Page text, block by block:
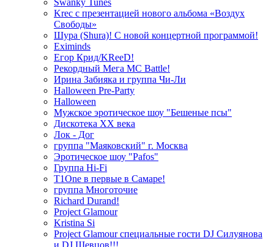
Swanky Tunes
Krec с презентацией нового альбома «Воздух
Свободы»
Шура (Shura)! С новой концертной программой!
Eximinds
Егор Крид/KReeD!
Рекордный Мега МС Battle!
Ирина Забияка и группа Чи-Ли
Halloween Pre-Party
Halloween
Мужское эротическое шоу "Бешеные псы"
Дискотека ХХ века
Лок - Дог
группа "Маяковский" г. Москва
Эротическое шоу "Pafos"
Группа Hi-Fi
T1One в первые в Самаре!
группа Многоточие
Richard Durand!
Project Glamour
Kristina Si
Project Glamour специальные гости DJ Силуянова
и DJ Шевцов!!!